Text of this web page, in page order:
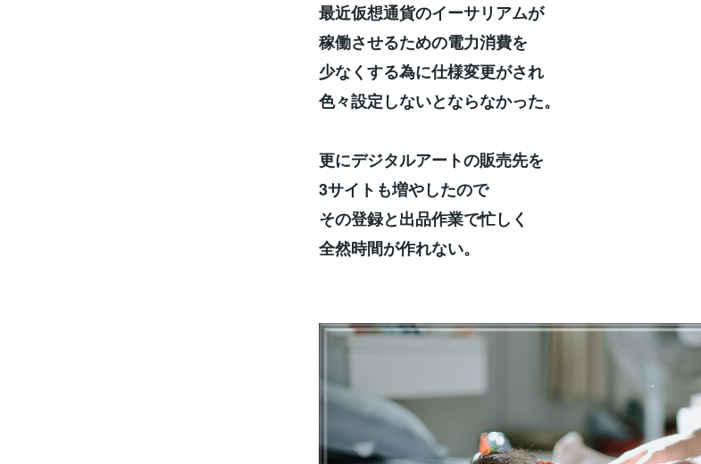
最近仮想通貨のイーサリアムが
稼働させるための電力消費を
少なくする為に仕様変更がされ
色々設定しないとならなかった。
更にデジタルアートの販売先を
3サイトも増やしたので
その登録と出品作業で忙しく
全然時間が作れない。